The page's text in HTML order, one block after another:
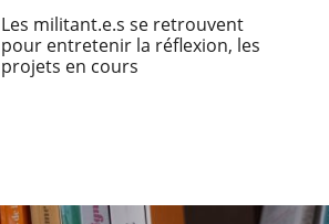
Les militant.e.s se retrouvent
pour entretenir la réflexion, les
projets en cours